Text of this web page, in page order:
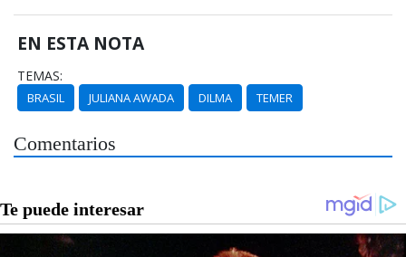
EN ESTA NOTA
TEMAS:
BRASIL JULIANA AWADA DILMA TEMER
Comentarios